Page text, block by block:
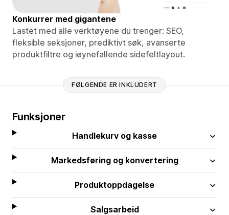
Konkurrer med gigantene
Lastet med alle verktøyene du trenger: SEO,
fleksible seksjoner, prediktivt søk, avanserte
produktfiltre og iøynefallende sidefeltlayout.
FØLGENDE ER INKLUDERT
Funksjoner
Handlekurv og kasse
Markedsføring og konvertering
Produktoppdagelse
Salgsarbeid